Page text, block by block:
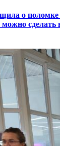
о поломке
сделать